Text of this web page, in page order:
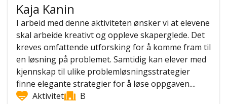
Kaja Kanin
I arbeid med denne aktiviteten ønsker vi at elevene
skal arbeide kreativt og oppleve skaperglede. Det
kreves omfattende utforsking for å komme fram til
en løsning på problemet. Samtidig kan elever med
kjennskap til ulike problemløsningsstrategier
finne elegante strategier for å løse oppgaven....
Aktivitet
B